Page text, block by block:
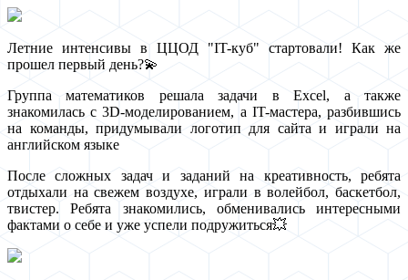
Летние интенсивы в ЦЦОД "IT-куб" стартовали! Как же
прошел первый день?💫
Группа математиков решала задачи в Excel, а также
знакомилась с 3D-моделированием, а IT-мастера, разбившись
на команды, придумывали логотип для сайта и играли на
английском языке
После сложных задач и заданий на креативность, ребята
отдыхали на свежем воздухе, играли в волейбол, баскетбол,
твистер. Ребята знакомились, обменивались интересными
фактами о себе и уже успели подружиться💥